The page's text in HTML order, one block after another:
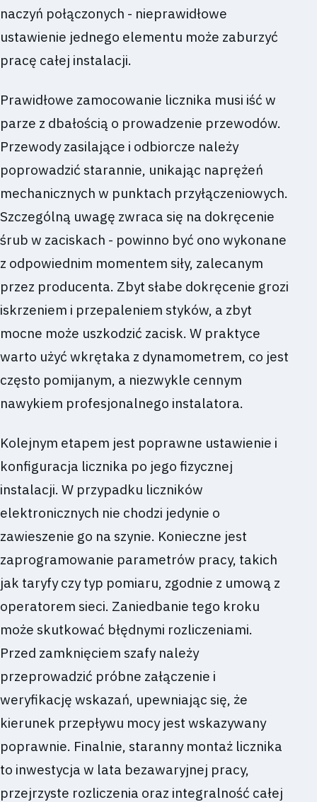
naczyń połączonych - nieprawidłowe
ustawienie jednego elementu może zaburzyć
pracę całej instalacji.
Prawidłowe zamocowanie licznika musi iść w
parze z dbałością o prowadzenie przewodów.
Przewody zasilające i odbiorcze należy
poprowadzić starannie, unikając naprężeń
mechanicznych w punktach przyłączeniowych.
Szczególną uwagę zwraca się na dokręcenie
śrub w zaciskach - powinno być ono wykonane
z odpowiednim momentem siły, zalecanym
przez producenta. Zbyt słabe dokręcenie grozi
iskrzeniem i przepaleniem styków, a zbyt
mocne może uszkodzić zacisk. W praktyce
warto użyć wkrętaka z dynamometrem, co jest
często pomijanym, a niezwykle cennym
nawykiem profesjonalnego instalatora.
Kolejnym etapem jest poprawne ustawienie i
konfiguracja licznika po jego fizycznej
instalacji. W przypadku liczników
elektronicznych nie chodzi jedynie o
zawieszenie go na szynie. Konieczne jest
zaprogramowanie parametrów pracy, takich
jak taryfy czy typ pomiaru, zgodnie z umową z
operatorem sieci. Zaniedbanie tego kroku
może skutkować błędnymi rozliczeniami.
Przed zamknięciem szafy należy
przeprowadzić próbne załączenie i
weryfikację wskazań, upewniając się, że
kierunek przepływu mocy jest wskazywany
poprawnie. Finalnie, staranny montaż licznika
to inwestycja w lata bezawaryjnej pracy,
przejrzyste rozliczenia oraz integralność całej